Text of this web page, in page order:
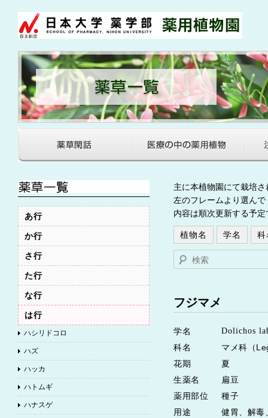
主に本植物園にて栽培
左のフレームより選ん
内容は順次更新する予定
植物名 学名 科
検索
フジマメ
学名 Dolichos
科名
マメ科（
花期
夏
生薬名
扁豆
薬用部位
種子
用途
健胃、解毒
あ行
か行
さ行
た行
な行
は行
ハシリドコロ
ハズ
ハッカ
ハトムギ
ハナスゲ